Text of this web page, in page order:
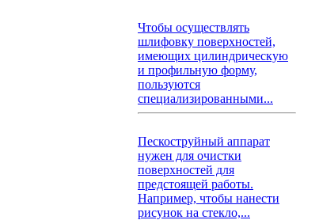
Чтобы осуществлять
шлифовку поверхностей,
имеющих цилиндрическую
и профильную форму,
пользуются
специализированными...
Пескоструйный аппарат
нужен для очистки
поверхностей для
предстоящей работы.
Например, чтобы нанести
рисунок на стекло,...